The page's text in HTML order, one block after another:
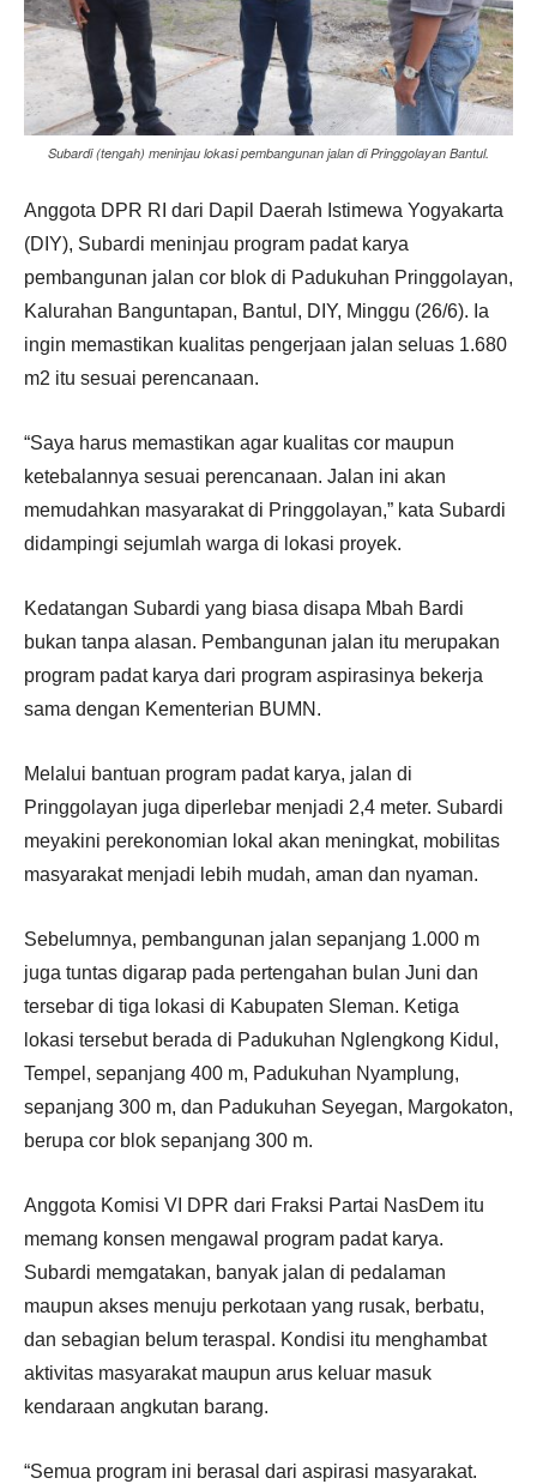
Subardi (tengah) meninjau lokasi pembangunan jalan di Pringgolayan Bantul.
Anggota DPR RI dari Dapil Daerah Istimewa Yogyakarta
(DIY), Subardi meninjau program padat karya
pembangunan jalan cor blok di Padukuhan Pringgolayan,
Kalurahan Banguntapan, Bantul, DIY, Minggu (26/6). Ia
ingin memastikan kualitas pengerjaan jalan seluas 1.680
m2 itu sesuai perencanaan.
“Saya harus memastikan agar kualitas cor maupun
ketebalannya sesuai perencanaan. Jalan ini akan
memudahkan masyarakat di Pringgolayan,” kata Subardi
didampingi sejumlah warga di lokasi proyek.
Kedatangan Subardi yang biasa disapa Mbah Bardi
bukan tanpa alasan. Pembangunan jalan itu merupakan
program padat karya dari program aspirasinya bekerja
sama dengan Kementerian BUMN.
Melalui bantuan program padat karya, jalan di
Pringgolayan juga diperlebar menjadi 2,4 meter. Subardi
meyakini perekonomian lokal akan meningkat, mobilitas
masyarakat menjadi lebih mudah, aman dan nyaman.
Sebelumnya, pembangunan jalan sepanjang 1.000 m
juga tuntas digarap pada pertengahan bulan Juni dan
tersebar di tiga lokasi di Kabupaten Sleman. Ketiga
lokasi tersebut berada di Padukuhan Nglengkong Kidul,
Tempel, sepanjang 400 m, Padukuhan Nyamplung,
sepanjang 300 m, dan Padukuhan Seyegan, Margokaton,
berupa cor blok sepanjang 300 m.
Anggota Komisi VI DPR dari Fraksi Partai NasDem itu
memang konsen mengawal program padat karya.
Subardi memgatakan, banyak jalan di pedalaman
maupun akses menuju perkotaan yang rusak, berbatu,
dan sebagian belum teraspal. Kondisi itu menghambat
aktivitas masyarakat maupun arus keluar masuk
kendaraan angkutan barang.
“Semua program ini berasal dari aspirasi masyarakat.